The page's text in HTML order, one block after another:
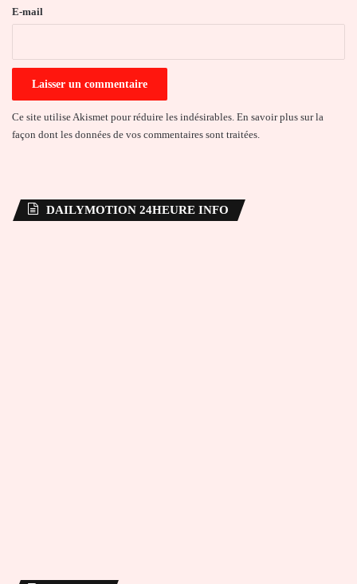
e
E-mail
Ce site utilise Akismet pour réduire les indésirables. En savoir plus sur la
façon dont les données de vos commentaires sont traitées.
DAILYMOTION 24HEURE INFO